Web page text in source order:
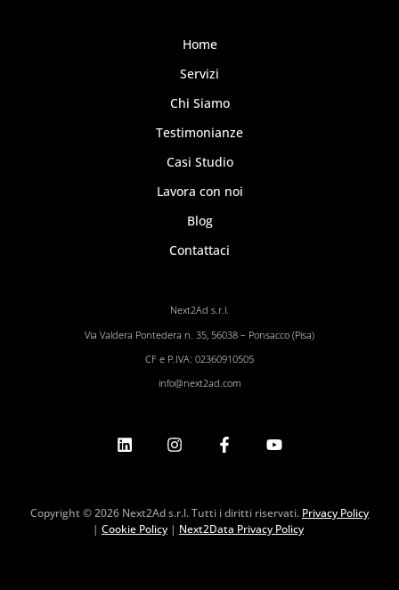
Home
Servizi
Chi Siamo
Testimonianze
Casi Studio
Lavora con noi
Blog
Contattaci
Next2Ad s.r.l.
Via Valdera Pontedera n. 35, 56038 – Ponsacco (Pisa)
CF e P.IVA: 02360910505
info@next2ad.com
Copyright © 2026 Next2Ad s.r.l. Tutti i diritti riservati. Privacy Policy
| Cookie Policy | Next2Data Privacy Policy